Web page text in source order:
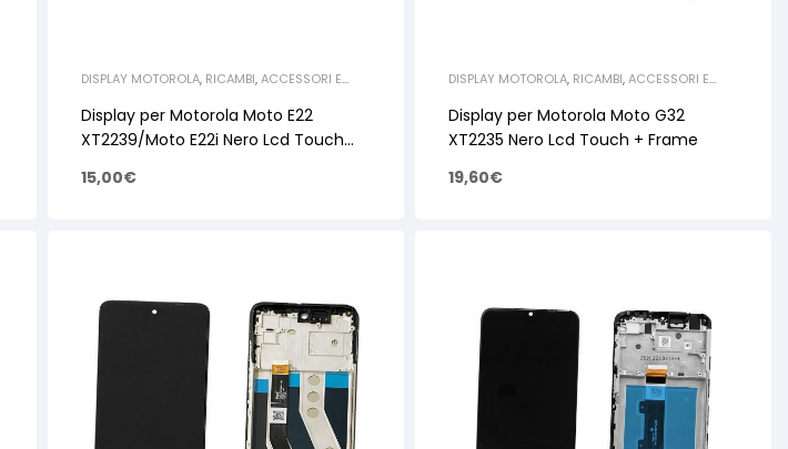
DISPLAY MOTOROLA, RICAMBI,ACCESSORI E
MOTOROLA
Display per Motorola Moto E22
XT2239/Moto E22i Nero Lcd Touch
15,00€
DISPLAY MOTOROLA, RICAMBI,ACCESSORI E
MOTOROLA
Display per Motorola Moto G32
XT2235 Nero Lcd Touch + Frame
19,60€